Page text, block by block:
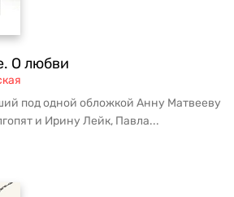
О любви
под одной обложкой Анну Матвееву
и Ирину Лейк, Павла...